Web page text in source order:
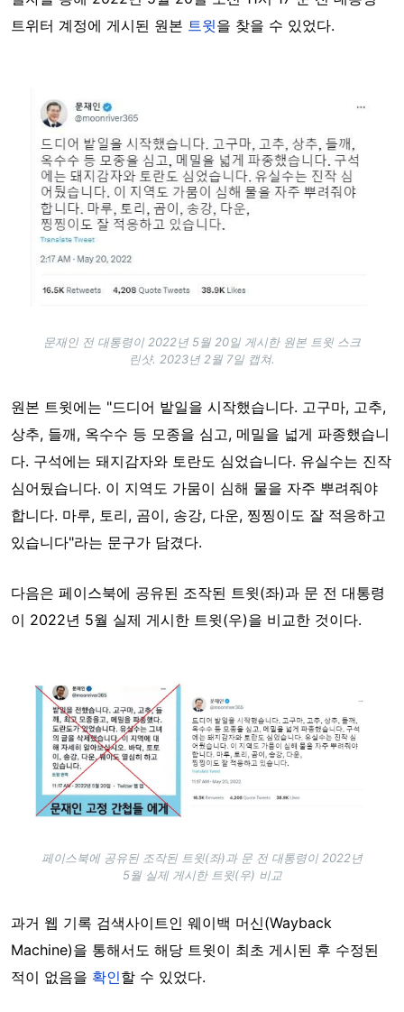
트위터 계정에 게시된 원본 트윗을 찾을 수 있었다.
Image
문재인 전 대통령이 2022년 5월 20일 게시한 원본 트윗 스크
린샷. 2023년 2월 7일 캡쳐.
원본 트윗에는 "드디어 밭일을 시작했습니다. 고구마, 고추,
상추, 들깨, 옥수수 등 모종을 심고, 메밀을 넓게 파종했습니
다. 구석에는 돼지감자와 토란도 심었습니다. 유실수는 진작
심어뒀습니다. 이 지역도 가뭄이 심해 물을 자주 뿌려줘야
합니다. 마루, 토리, 곰이, 송강, 다운, 찡찡이도 잘 적응하고
있습니다"라는 문구가 담겼다.
다음은 페이스북에 공유된 조작된 트윗(좌)과 문 전 대통령
이 2022년 5월 실제 게시한 트윗(우)을 비교한 것이다.
Image
페이스북에 공유된 조작된 트윗(좌)과 문 전 대통령이 2022년
5월 실제 게시한 트윗(우) 비교
과거 웹 기록 검색사이트인 웨이백 머신(Wayback
Machine)을 통해서도 해당 트윗이 최초 게시된 후 수정된
적이 없음을 확인할 수 있었다.